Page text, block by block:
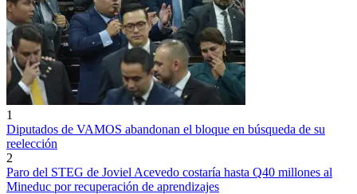
1
Diputados de VAMOS abandonan el bloque en búsqueda de su
reelección
2
Paro del STEG de Joviel Acevedo costaría hasta Q40 millones al
Mineduc por recuperación de aprendizajes